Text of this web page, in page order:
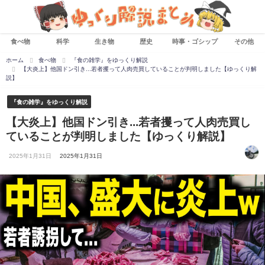
食べ物 科学 生き物 歴史 時事・ゴシップ その他
ホーム 食べ物
『食の雑学』をゆっくり解説
【大炎上】他国ドン引き...若者攫って人肉売買していることが判明しました【ゆっくり解
説】
『食の雑学』をゆっくり解説
【大炎上】他国ドン引き...若者攫って人肉売買し
ていることが判明しました【ゆっくり解説】
2025年1月31日 2025年1月31日